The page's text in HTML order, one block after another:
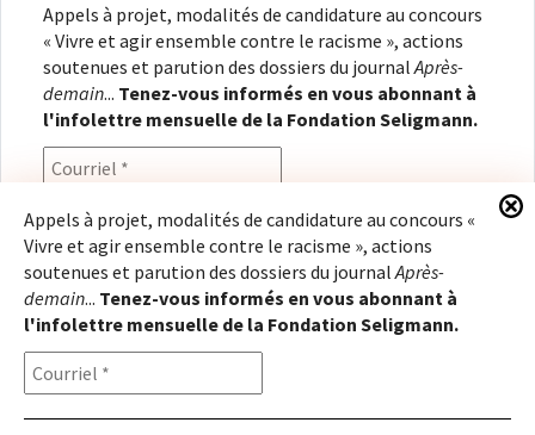
Appels à projet, modalités de candidature au concours
« Vivre et agir ensemble contre le racisme », actions
soutenues et parution des dossiers du journal Après-
demain... Tenez-vous informés en vous abonnant à
l'infolettre mensuelle de la Fondation Seligmann.
En renseignant votre adresse électronique, vous
consentez à recevoir l'infolettre de la Fondation
Seligmann, conformément à notrepolitique de
confidentialité. Il vous sera possible de vous
désabonner à tout moment.
Appels à projet, modalités de candidature au concours «
Vivre et agir ensemble contre le racisme », actions
soutenues et parution des dossiers du journalAprès-
demain... Tenez-vous informés en vous abonnant à
l'infolettre mensuelle de la Fondation Seligmann.